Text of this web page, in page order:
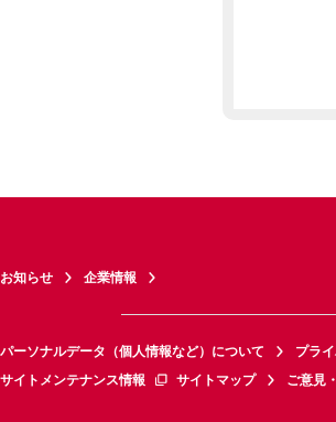
お知らせ 企業情報
パーソナルデータ（個人情報など）について プラ
サイトメンテナンス情報
サイトマップ ご意見